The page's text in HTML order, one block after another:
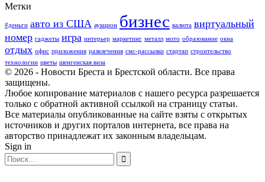
Метки
#деньги авто из США аукцион бизнес валюта виртуальный
номер гаджеты игра интерьер маркетинг металл мото образование окна
отдых офис приложения развлечения смс-рассылки стартап строительство
технологии цветы шенгенская виза
© 2026 - Новости Бреста и Брестской области. Все права
защищены.
Любое копирование материалов с нашего ресурса разрешается
только с обратной активной ссылкой на страницу статьи.
Все материалы опубликованные на сайте взяты с открытых
источников и других порталов интернета, все права на
авторство принадлежат их законным владельцам.
Sign in